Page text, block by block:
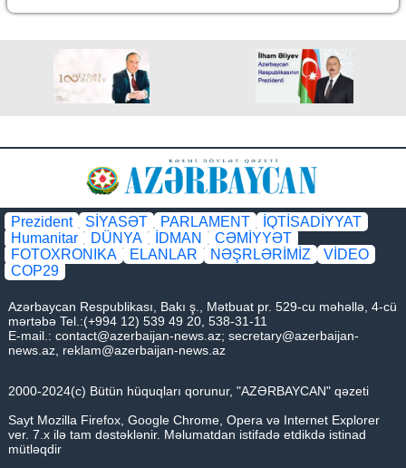
Prezident SİYASƏT PARLAMENT
İQTİSADİYYAT
Humanitar
DÜNYA İDMAN
CƏMİYYƏT
FOTOXRONIKA
ELANLAR NƏŞRLƏRİMİZ
VİDEO
COP29
Azərbaycan Respublikası, Bakı ş., Mətbuat pr. 529-cu məhəllə, 4-cü
mərtəbə Tel.:(+994 12) 539 49 20, 538-31-11
E-mail.: contact@azerbaijan-news.az; secretary@azerbaijan-
news.az reklam@azerbaijan-news.az
2000-2024(c) Bütün hüquqları qorunur, "AZƏRBAYCAN" qəzeti
Sayt Mozilla Firefox, Google Chrome, Opera və Internet Explorer
ver. 7.x ilə tam dəstəklənir. Məlumatdan istifadə etdikdə istinad
mütləqdir